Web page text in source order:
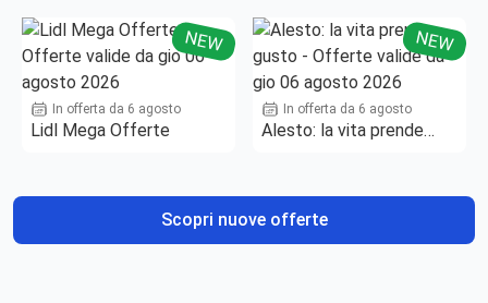
NEW
In offerta da 6 agosto
Lidl Mega Offerte
NEW
In offerta da 6 agosto
Alesto: la vita prende
Scopri nuove offerte